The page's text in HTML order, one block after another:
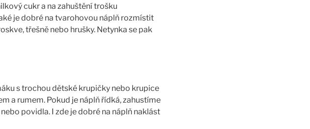
cukr a na zahuštění trošku
je dobré na tvarohovou náplň rozmístit
třešně nebo hrušky. Netynka se pak
s trochou dětské krupičky nebo krupice
a rumem. Pokud je náplň řídká, zahustíme
povidla. I zde je dobré na náplň naklást